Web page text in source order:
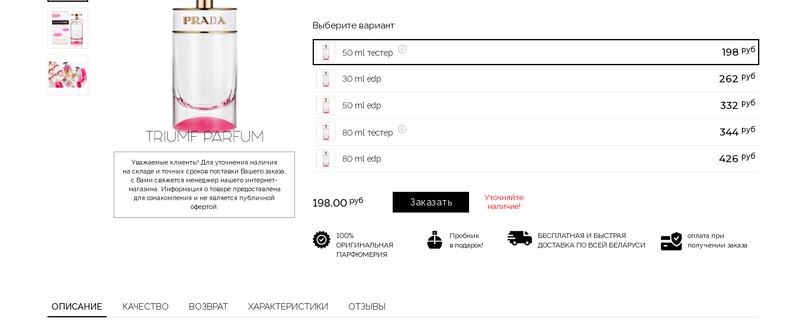
Уважаемые клиенты! Для уточнения наличия
на складе и точных сроков поставки Вашего заказа,
с Вами свяжется менеджер нашего интернет-
магазина. Информация о товаре предоставлена
для ознакомления и не является публичной
офертой.
Выберите вариант
50 ml тестер 198 руб
30 ml edp 262 руб
50 ml edp 332 руб
80 ml тестер 344 руб
80 ml edp 426 руб
198.00 руб Заказать
Уточняйте
наличие!
100%
ОРИГИНАЛЬНАЯ
ПАРФЮМЕРИЯ
Пробник
в подарок!
БЕСПЛАТНАЯ И БЫСТРАЯ
ДОСТАВКА ПО ВСЕЙ БЕЛАРУСИ
оплата при
получении заказа
ОПИСАНИЕ КАЧЕСТВО ВОЗВРАТ ХАРАКТЕРИСТИКИ ОТЗЫВЫ